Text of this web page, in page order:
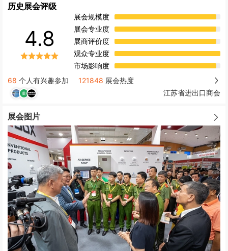
历史展会评级
4.8
展会规模度
展会专业度
展商评价度
观众专业度
市场影响度
68 个人有兴趣参加 121848 展会热度
江苏省进出口商会
展会图片